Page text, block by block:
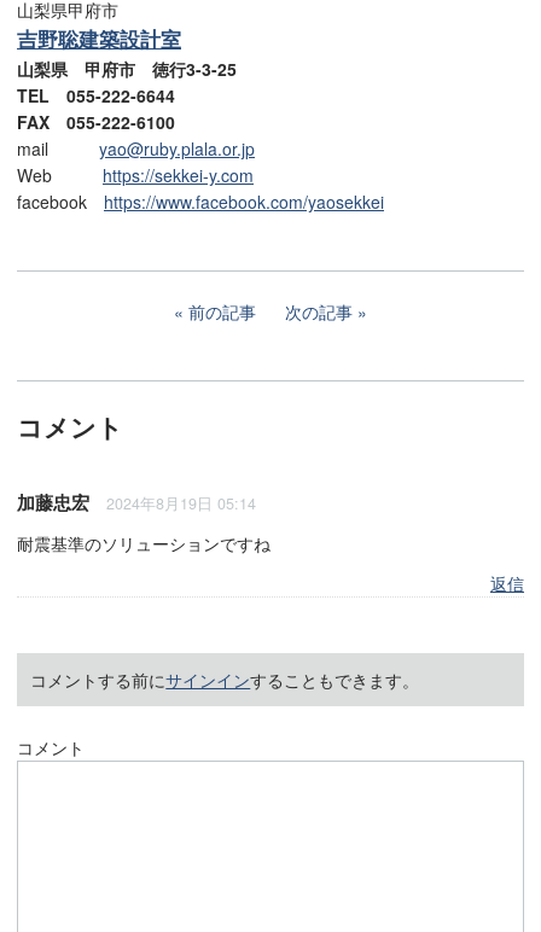
山梨県甲府市
吉野聡建築設計室
山梨県 甲府市 徳行3-3-25
TEL 055-222-6644
FAX 055-222-6100
mail yao@ruby.plala.or.jp
Web https://sekkei-y.com
facebook https://www.facebook.com/yaosekkei
前の記事 次の記事
コメント
加藤忠宏 2024年8月19日 05:14
耐震基準のソリューションですね
返信
コメントする前にサインインすることもできます。
コメント